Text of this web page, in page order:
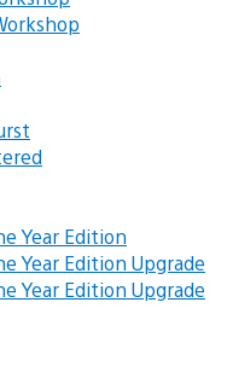
Year Edition
Year Edition Upgrade
Year Edition Upgrade